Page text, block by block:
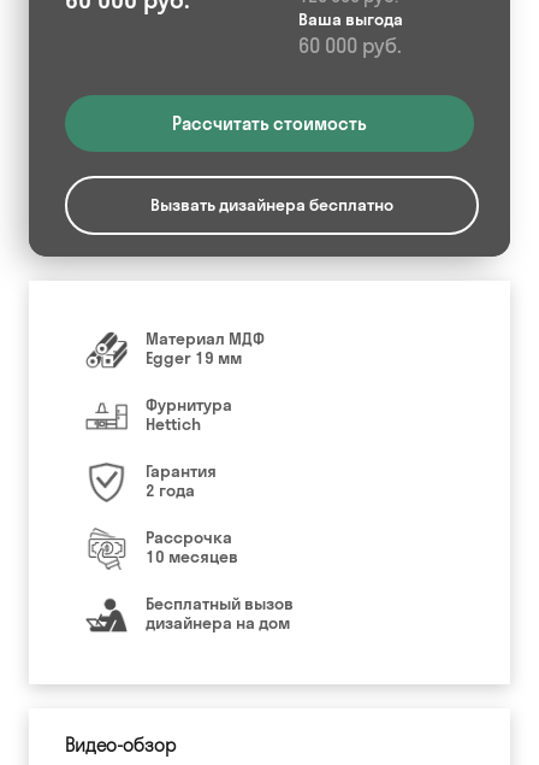
Ваша выгода
60 000 руб.
Рассчитать стоимость
Вызвать дизайнера бесплатно
Материал МДФ
Egger 19 мм
Фурнитура
Hettich
Гарантия
2 года
Рассрочка
10 месяцев
Бесплатный вызов
дизайнера на дом
Видео-обзор